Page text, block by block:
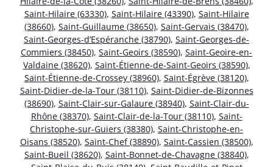
Saint-Hilaire (63330), Saint-Hilaire (43390), Saint-Hilaire
(38660), Saint-Guillaume (38650), Saint-Gervais (38470),
Saint-Georges-d’Espéranche (38790), Saint-Georges-de-
Commiers (38450), Saint-Geoirs (38590), Saint-Geoire-en-
Valdaine (38620), Saint-Étienne-de-Saint-Geoirs (38590),
Saint-Étienne-de-Crossey (38960), Saint-Égrève (38120),
Saint-Didier-de-la-Tour (38110), Saint-Didier-de-Bizonnes
(38690), Saint-Clair-sur-Galaure (38940), Saint-Clair-du-
Rhône (38370), Saint-Clair-de-la-Tour (38110), Saint-
Christophe-sur-Guiers (38380), Saint-Christophe-en-
Oisans (38520), Saint-Chef (38890), Saint-Cassien (38500),
Saint-Bueil (38620), Saint-Bonnet-de-Chavagne (38840),